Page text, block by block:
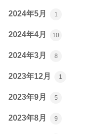
2024年5月 1
2024年4月 10
2024年3月 8
2023年12月 1
2023年9月 5
2023年8月 9